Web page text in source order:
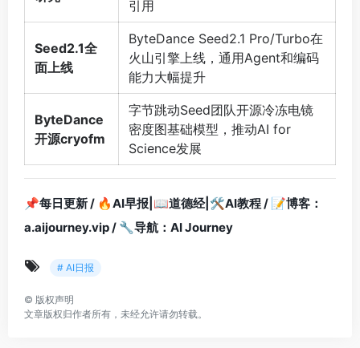
引用
Seed2.1全
面上线
ByteDance Seed2.1 Pro/Turbo在
火山引擎上线，通用Agent和编码
能力大幅提升
ByteDance
开源cryofm
字节跳动Seed团队开源冷冻电镜
密度图基础模型，推动AI for
Science发展
📌每日更新 / 🔥AI早报|📖道德经|🛠AI教程 / 📝博客：
a.aijourney.vip / 🔧导航：AI Journey
# AI日报
© 版权声明
文章版权归作者所有，未经允许请勿转载。